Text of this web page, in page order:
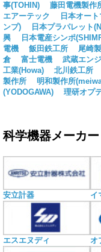
事(TOHIN)
藤田電機製作
エアーテック
日本オー
ンプ)
日本プラパレット
興
日本電産シンポ
電機
飯田鉄工所 尾崎
倉
富士電機 武蔵エン
工業(Howa)
北川鉄工所
製作所
明和製作所
(YODOGAWA)
理研オプ
科学機器メーカー
安立計器 イ
エスエヌディ オ